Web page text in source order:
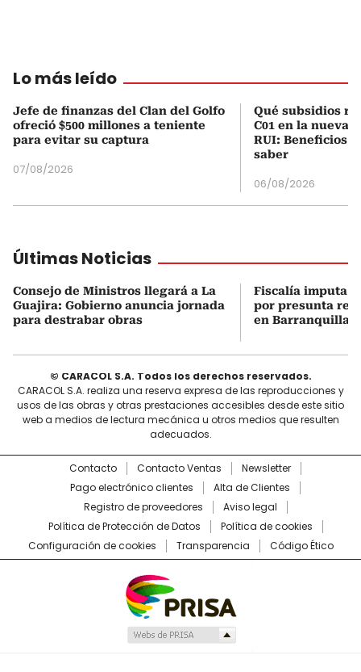
Lo más leído
Jefe de finanzas del Clan del Golfo
ofreció $500 millones a teniente
para evitar su captura
07/08/2026
Qué subsidios
C01 en la nueva
RUI: Beneficios
saber
06/08/2026
Últimas Noticias
Consejo de Ministros llegará a La
Guajira: Gobierno anuncia jornada
para destrabar obras
Fiscalía imputa al
por presunta red
en Barranquilla y
© CARACOL S.A. Todos los derechos reservados.
CARACOL S.A. realiza una reserva expresa de las reproducciones y
usos de las obras y otras prestaciones accesibles desde este sitio
web a medios de lectura mecánica u otros medios que resulten
adecuados.
Contacto Contacto Ventas
Newsletter
Pago electrónico clientes
Alta de Clientes
Registro de proveedores
Aviso legal
Política de Protección de Datos
Política de cookies
Configuración de cookies
Transparencia Código Ético